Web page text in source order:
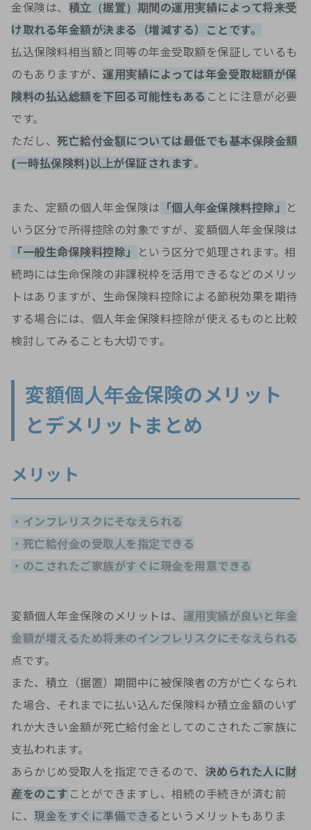
金保険は、 積立（据置）期間の運用実績によって将来受
け取れる年金額が決まる（増減する）ことです。
払込保険料相当額と同等の年金受取額を保証しているも
のもありますが、 運用実績によっては年金受取総額が保
険料の払込総額を下回る可能性もある ことに注意が必要
です。
ただし、 死亡給付金額については最低でも基本保険金額
(一時払保険料)以上が保証されます。
また、定額の個人年金保険は 「個人年金保険料控除」
と
いう区分で所得控除の対象ですが、変額個人年金保険は
「一般生命保険料控除」
という区分で処理されます。相
続時には生命保険の非課税枠を活用できるなどのメリッ
トはありますが、生命保険料控除による節税効果を期待
する場合には、個人年金保険料控除が使えるものと比較
検討してみることも大切です。
変額個人年金保険のメリット
とデメリットまとめ
メリット
・インフレリスクにそなえられる
・死亡給付金の受取人を指定できる
・のこされたご家族がすぐに現金を用意できる
変額個人年金保険のメリットは、 運用実績が良いと年金
金額が増えるため将来のインフレリスクにそなえられる
点です。
また、積立（据置）期間中に被保険者の方が亡くなられ
た場合、それまでに払い込んだ保険料か積立金額のいず
れか大きい金額が死亡給付金としてのこされたご家族に
支払われます。
あらかじめ受取人を指定できるので、 決められた人に財
産をのこす ことができますし、相続の手続きが済む前
に、 現金をすぐに準備できる というメリットもありま